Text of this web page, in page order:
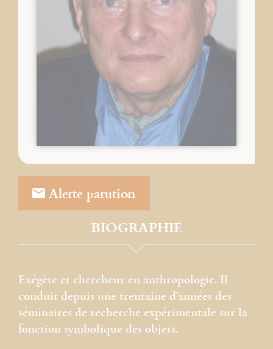
Alerte parution
BIOGRAPHIE
Exégète et chercheur en anthropologie. Il
conduit depuis une trentaine d’années des
séminaires de recherche expérimentale sur la
fonction symbolique des objets.